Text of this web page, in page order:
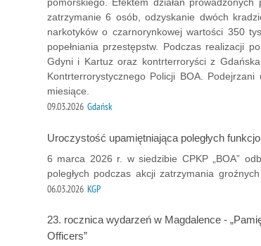
pomorskiego. Efektem działań
zatrzymanie 6 osób, odzyskanie dwóch
narkotyków o czarnorynkowej wartości 350
popełniania przestępstw. Podczas realizacji
Gdyni i Kartuz oraz kontrterroryści z
Kontrterrorystycznego Policji BOA.
miesiące.
09.03.2026 Gdańsk
Uroczystość upamiętniająca poległych
6 marca 2026 r. w siedzibie CPKP „BOA”
poległych podczas akcji zatrzymania
06.03.2026 KGP
23. rocznica wydarzeń w Magdalence -
Officers”